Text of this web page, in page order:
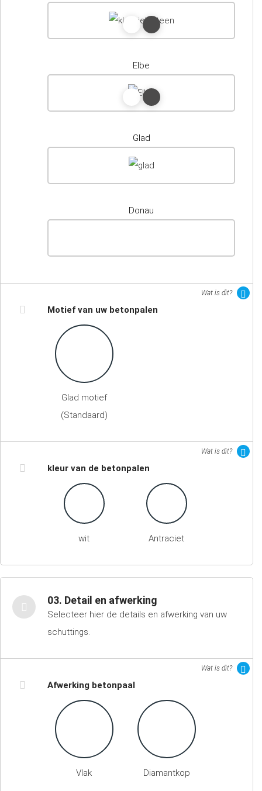
Elbe
Glad
Donau
Wat is dit?
Motief van uw betonpalen
Glad motief
(Standaard)
Wat is dit?
kleur van de betonpalen
wit Antraciet
03. Detail en afwerking
Selecteer hier de details en afwerking van uw
schuttings.
Wat is dit?
Afwerking betonpaal
Vlak Diamantkop